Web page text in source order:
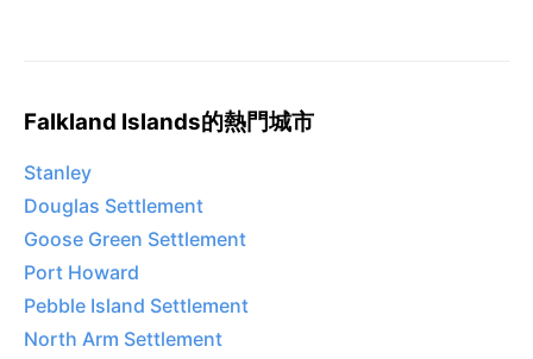
Falkland Islands的熱門城市
Stanley
Douglas Settlement
Goose Green Settlement
Port Howard
Pebble Island Settlement
North Arm Settlement